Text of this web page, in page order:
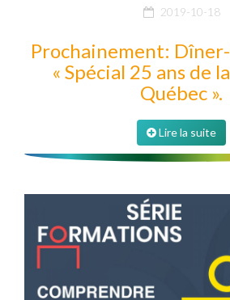
2019-10-18
Prochainement:
« Spécial 25 ans de
Québec ».
Lire la suite